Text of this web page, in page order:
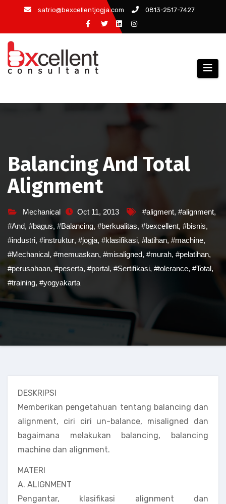
content
satrio@bexcellentjogja.com 0813-2517-7427
Balancing And Total
Alignment
Mechanical Oct 11, 2013 #aligment, #alignment,
#And, #bagus, #Balancing, #berkualitas, #bexcellent, #bisnis,
#industri, #instruktur, #jogja, #klasifikasi, #latihan, #machine,
#Mechanical, #memuaskan, #misaligned, #murah, #pelatihan,
#perusahaan, #peserta, #portal, #Sertifikasi, #tolerance, #Total,
#training, #yogyakarta
DESKRIPSI
Memberikan pengetahuan tentang balancing dan
alignment, ciri ciri un-balance, misaligned dan
bagaimana melakukan balancing, balancing
machine dan alignment.
MATERI
A. ALIGNMENT
Pengantar, klasifikasi alignment dan